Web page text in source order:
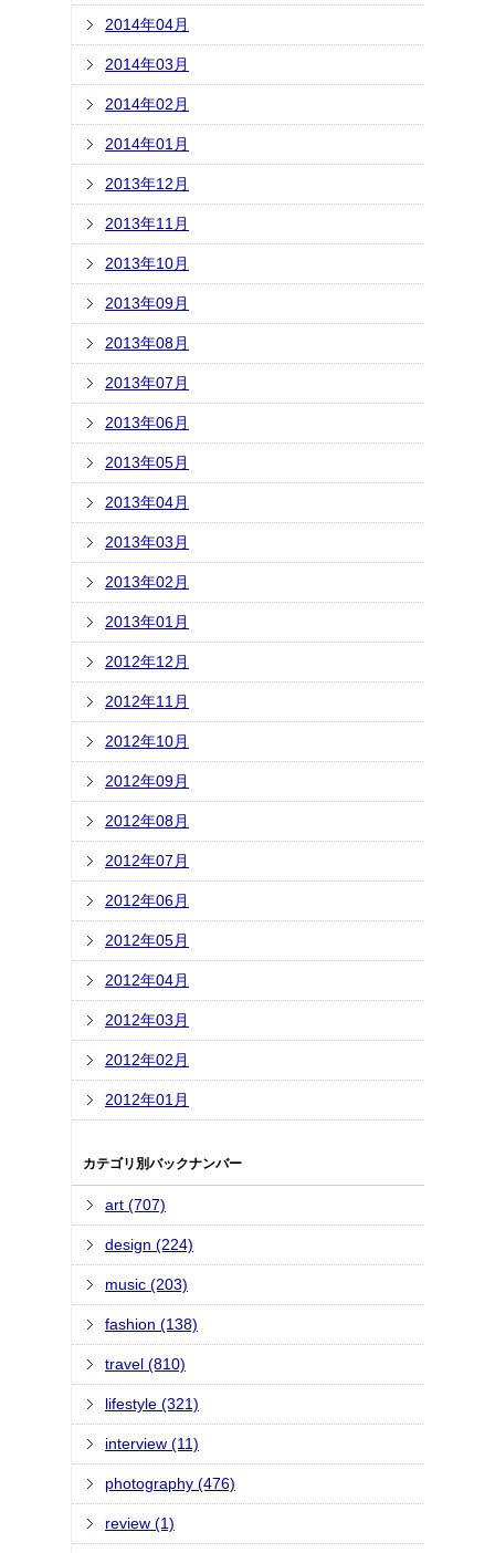
2014年04月
2014年03月
2014年02月
2014年01月
2013年12月
2013年11月
2013年10月
2013年09月
2013年08月
2013年07月
2013年06月
2013年05月
2013年04月
2013年03月
2013年02月
2013年01月
2012年12月
2012年11月
2012年10月
2012年09月
2012年08月
2012年07月
2012年06月
2012年05月
2012年04月
2012年03月
2012年02月
2012年01月
カテゴリ別バックナンバー
art (707)
design (224)
music (203)
fashion (138)
travel (810)
lifestyle (321)
interview (11)
photography (476)
review (1)